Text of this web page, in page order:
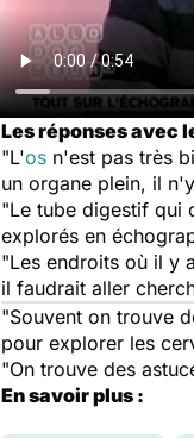
Les réponses avec
"L'os n'est pas très
un organe plein, il
"Le tube digestif qui
explorés en
"Les endroits où il y
il faudrait aller
"Souvent on trouve
pour explorer les
"On trouve des
En savoir plus :